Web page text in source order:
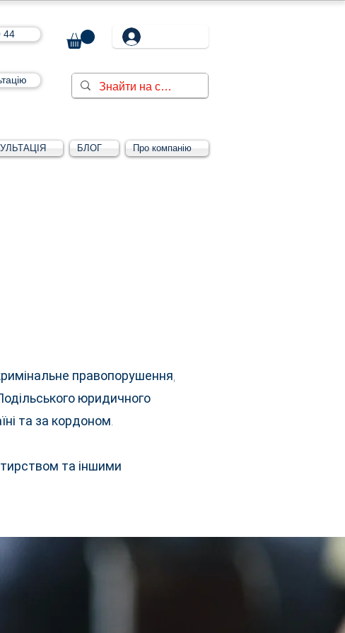
44
БЛОГ Про компанію
правопорушення,
юридичного
та за кордоном.
та іншими